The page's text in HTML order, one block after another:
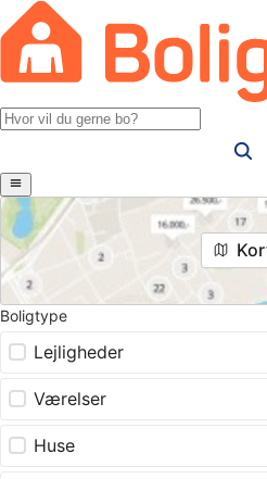
Boligtype
Lejligheder
Værelser
Huse